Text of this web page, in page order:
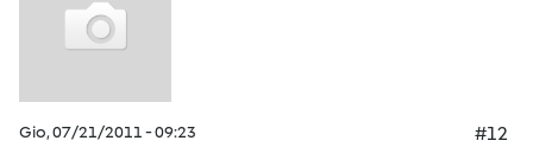
Gio, 07/21/2011 - 09:23
#12